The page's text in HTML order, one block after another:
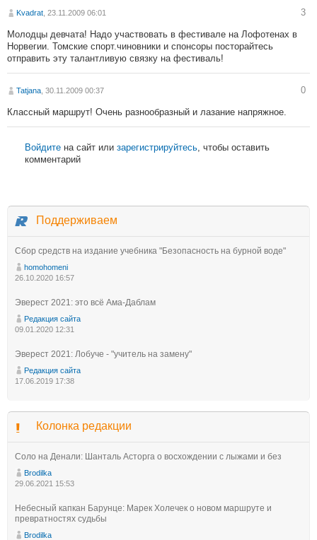
Kvadrat , 23.11.2009 06:01 3
Молодцы девчата! Надо участвовать в фестивале на Лофотенах в
Норвегии. Томские спорт.чиновники и спонсоры посторайтесь
отправить эту талантливую связку на фестиваль!
Tatjana , 30.11.2009 00:37 0
Классный маршрут! Очень разнообразный и лазание напряжное.
Войдите на сайт или зарегистрируйтесь , чтобы оставить
комментарий
Поддерживаем
Сбор средств на издание учебника "Безопасность на бурной воде"
homohomeni
26.10.2020 16:57
Эверест 2021: это всё Ама-Даблам
Редакция сайта
09.01.2020 12:31
Эверест 2021: Лобуче - "учитель на замену"
Редакция сайта
17.06.2019 17:38
Колонка редакции
Соло на Денали: Шанталь Асторга о восхождении с лыжами и без
Brodilka
29.06.2021 15:53
Небесный капкан Барунце: Марек Холечек о новом маршруте и
превратностях судьбы
Brodilka